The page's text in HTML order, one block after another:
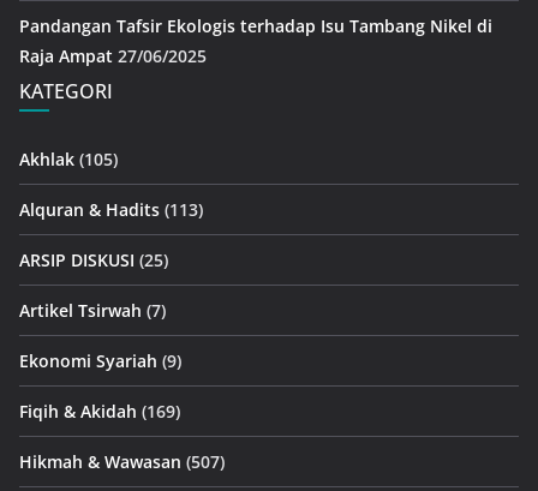
Pandangan Tafsir Ekologis terhadap Isu Tambang Nikel di
Raja Ampat 27/06/2025
KATEGORI
Akhlak (105)
Alquran & Hadits (113)
ARSIP DISKUSI (25)
Artikel Tsirwah (7)
Ekonomi Syariah (9)
Fiqih & Akidah (169)
Hikmah & Wawasan (507)